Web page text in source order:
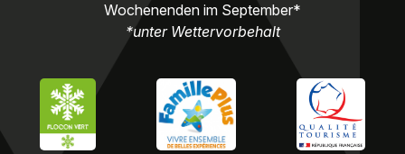
Wochenenden im September*
*unter Wettervorbehalt